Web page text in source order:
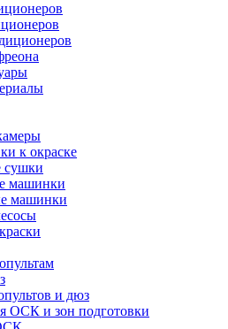
к окраске
сушки
машинки
машинки
и дюз
ОСК и зон подготовки